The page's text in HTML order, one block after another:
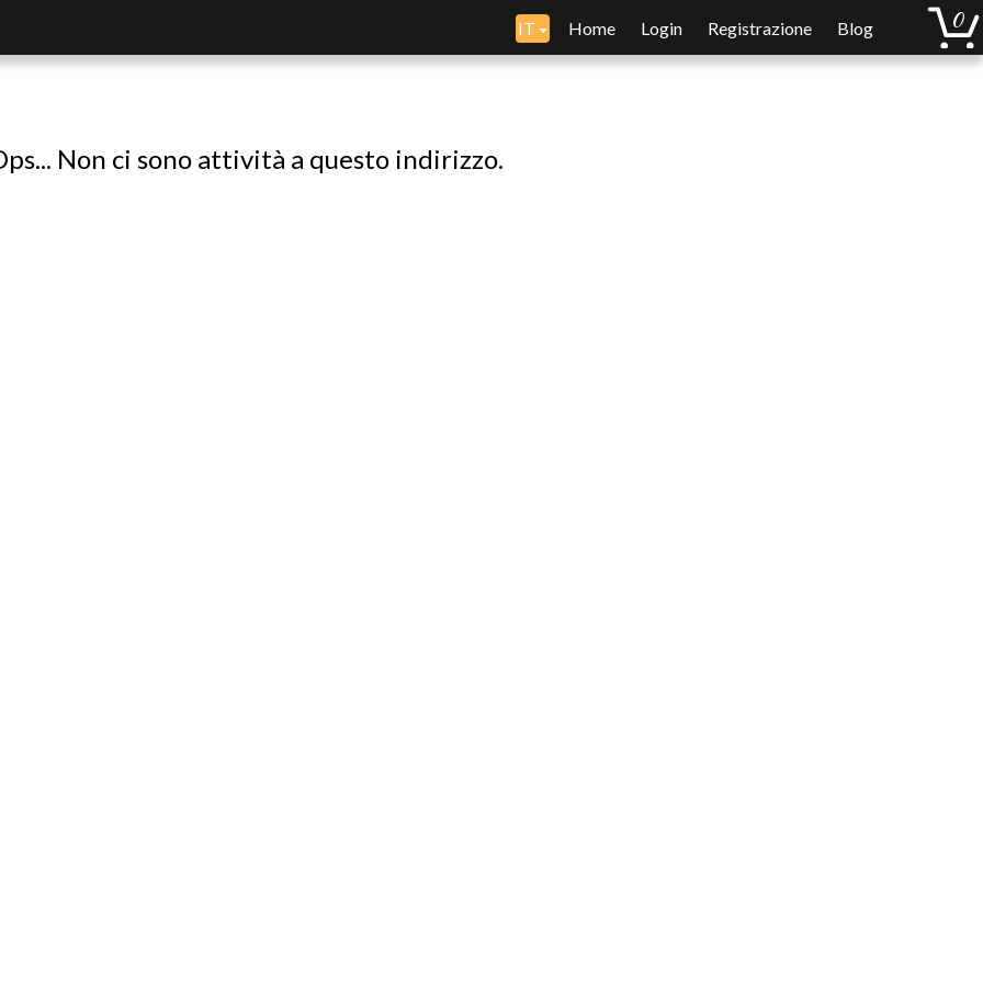
IT Home Login Registrazione Blog
Non ci sono attività a questo indirizzo.